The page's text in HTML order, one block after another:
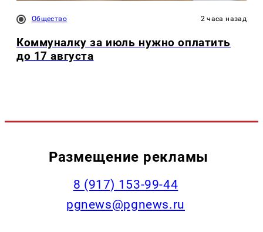
Общество 2 часа назад
Коммуналку за июль нужно оплатить
до 17 августа
Размещение рекламы
‭8 (917) 153-99-44
pgnews@pgnews.ru